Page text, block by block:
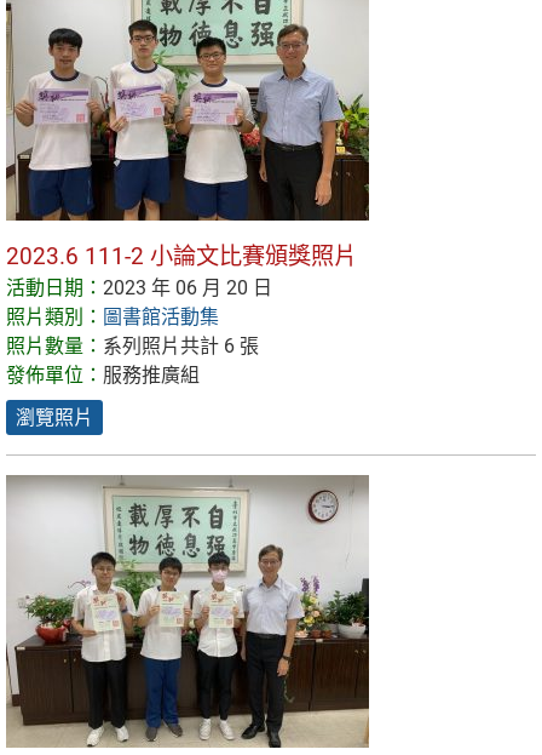
2023.6 111-2 小論文比賽頒獎照片
活動日期： 2023 年 06 月 20 日
照片類別： 圖書館活動集
照片數量： 系列照片共計 6 張
發佈單位： 服務推廣組
瀏覽照片